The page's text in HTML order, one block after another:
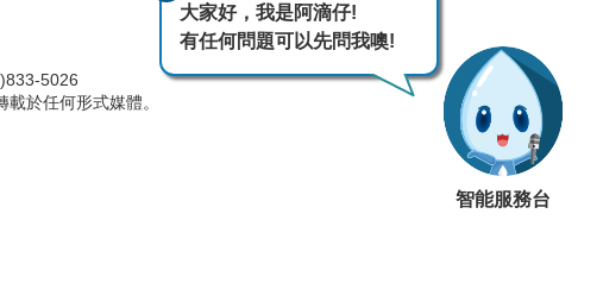
5026
於任何形式媒體。
大家好，我是阿滴仔!
有任何問題可以先問我噢!
智能服務台